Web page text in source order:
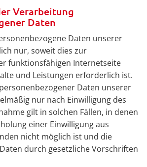
Verarbeitung
Daten
Daten unserer
nur, soweit dies zur
funktionsfähigen Internetseite
und Leistungen erforderlich ist.
Daten unserer
nur nach Einwilligung des
gilt in solchen Fällen, in denen
einer Einwilligung aus
nicht möglich ist und die
durch gesetzliche Vorschriften